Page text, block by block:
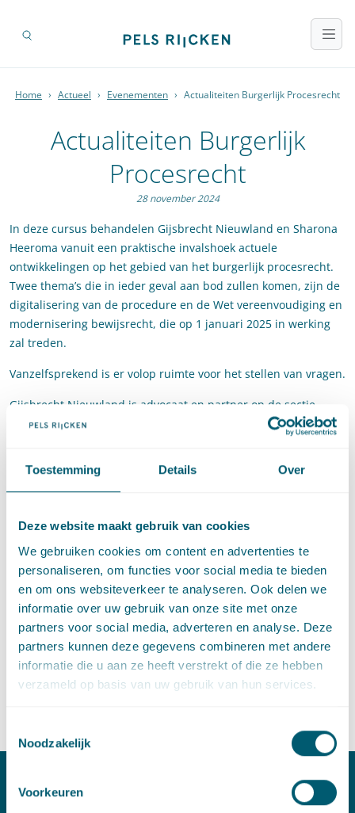
Toestemming Details Over
Deze website maakt gebruik van cookies
We gebruiken cookies om content en advertenties te
personaliseren, om functies voor social media te bieden
en om ons websiteverkeer te analyseren. Ook delen we
informatie over uw gebruik van onze site met onze
partners voor social media, adverteren en analyse. Deze
partners kunnen deze gegevens combineren met andere
informatie die u aan ze heeft verstrekt of die ze hebben
verzameld op basis van uw gebruik van hun services.
Noodzakelijk
Voorkeuren
Home › Actueel › Evenementen › Actualiteiten Burgerlijk Procesrecht
Actualiteiten Burgerlijk
Procesrecht
28 november 2024
In deze cursus behandelen Gijsbrecht Nieuwland en Sharona
Heeroma vanuit een praktische invalshoek actuele
ontwikkelingen op het gebied van het burgerlijk procesrecht.
Twee thema’s die in ieder geval aan bod zullen komen, zijn de
digitalisering van de procedure en de Wet vereenvoudiging en
modernisering bewijsrecht, die op 1 januari 2025 in werking
zal treden.
Vanzelfsprekend is er volop ruimte voor het stellen van vragen.
Gijsbrecht Nieuwland is advocaat en partner op de sectie
Cassatie bij Pels Rijcken en onder meer gespecialiseerd in het
(overheids)aansprakelijkheidsrecht.
Sharona Heeroma is advocaat op de sectie Cassatie bij Pels
Tijd :16.00 uur tot 18.10 uur
Docent en : Gijsbrecht Nieuwland en Sharona Heeroma
PO punten :2
Contact